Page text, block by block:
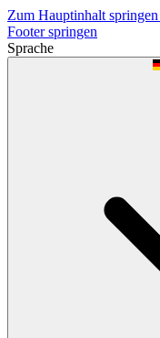
Zum Hauptinhalt springen
Footer springen
Sprache